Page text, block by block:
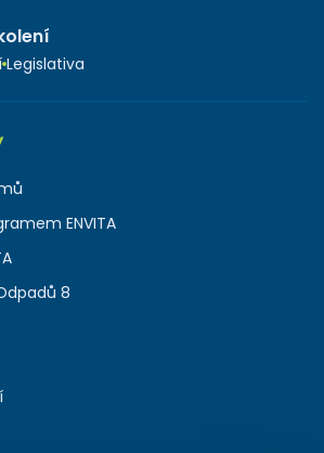
Legislativa
ENVITA
8